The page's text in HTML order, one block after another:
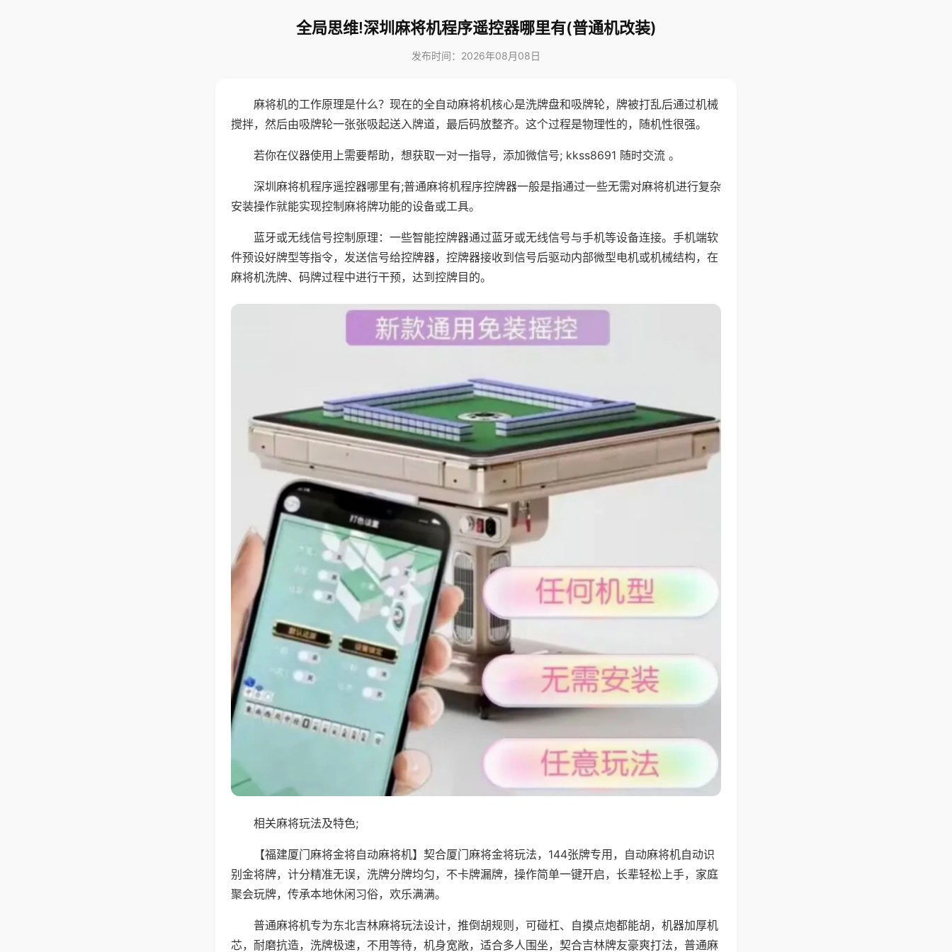
全局思维!深圳麻将机程序遥控器哪里有(普通机改装)
发布时间：2026年08月08日
麻将机的工作原理是什么？现在的全自动麻将机核心是洗牌盘和吸牌轮，牌被打乱后通过机械
搅拌，然后由吸牌轮一张张吸起送入牌道，最后码放整齐。这个过程是物理性的，随机性很强。
若你在仪器使用上需要帮助，想获取一对一指导，添加微信号; kkss8691 随时交流 。
深圳麻将机程序遥控器哪里有;普通麻将机程序控牌器一般是指通过一些无需对麻将机进行复杂
安装操作就能实现控制麻将牌功能的设备或工具。
蓝牙或无线信号控制原理：一些智能控牌器通过蓝牙或无线信号与手机等设备连接。手机端软
件预设好牌型等指令，发送信号给控牌器，控牌器接收到信号后驱动内部微型电机或机械结构，在
麻将机洗牌、码牌过程中进行干预，达到控牌目的。
相关麻将玩法及特色;
【福建厦门麻将金将自动麻将机】契合厦门麻将金将玩法，144张牌专用，自动麻将机自动识
别金将牌，计分精准无误，洗牌分牌均匀，不卡牌漏牌，操作简单一键开启，长辈轻松上手，家庭
聚会玩牌，传承本地休闲习俗，欢乐满满。
普通麻将机专为东北吉林麻将玩法设计，推倒胡规则，可碰杠、自摸点炮都能胡，机器加厚机
芯，耐磨抗造，洗牌极速，不用等待，机身宽敞，适合多人围坐，契合吉林牌友豪爽打法，普通麻